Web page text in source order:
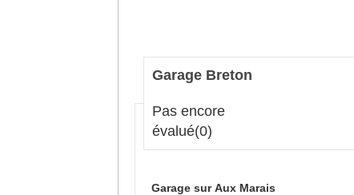
Garage Breton
Pas encore
évalué(0)
Garage sur Aux Marais